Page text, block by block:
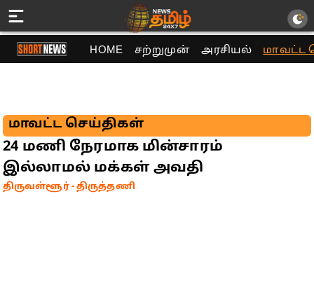
HOME சற்றுமுன் அரசியல் மாவட்ட
மாவட்ட செய்திகள்
24 மணி நேரமாக மின்சாரம்
இல்லாமல் மக்கள் அவதி
திருவள்ளூர் - திருத்தணி